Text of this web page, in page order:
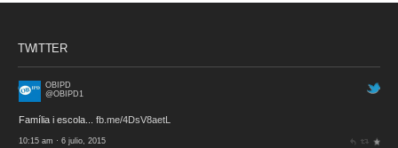
TWITTER
OBIPD
@OBIPD1
Família i escola... fb.me/4DsV8aetL
10:15 am · 6 julio, 2015